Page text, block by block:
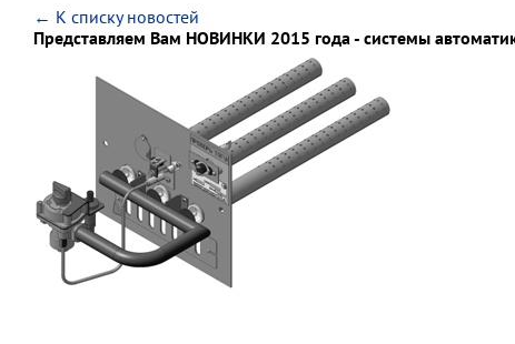
← К списку новостей
Представляем Вам НОВИНКИ 2015 года - системы